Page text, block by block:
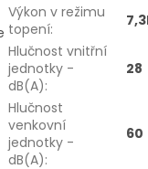
Výkon v režimu
topení:
Hlučnost vnitřní
jednotky -
dB(A):
28
Hlučnost
venkovní
jednotky -
dB(A):
60